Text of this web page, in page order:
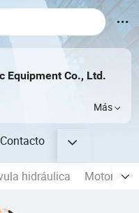
Equipment Co., Ltd.
Más
Contacto
hidráulica Motor